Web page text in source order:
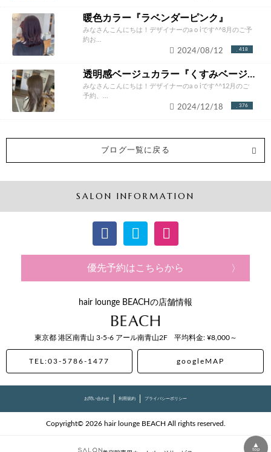
暖色カラー『ラベンダーピンク』
みなさんこんにちは！デザイナーのa o iです^^8月のご予
約お...
418
2024/08/12
透明感ベージュカラー『くすみベージュ』
みなさんこんにちは！デザイナーのa o iです^^12月のご
予約、...
376
2024/12/18
ブログ一覧に戻る
SALON INFORMATION
優先予約はこちらから
hair lounge BEACHの店舗情報
東京都 港区南青山 3-5-6 アール南青山2F 平均料金: ¥8,000～
TEL:03-5786-1477 googleMAP
お問い合わせ 利用規約 プライバシーポリシー
Copyright© 2026 hair lounge BEACH All rights reserved.
▲
top